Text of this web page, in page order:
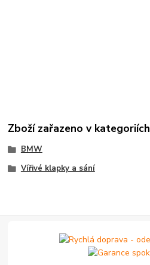
Zboží zařazeno v kategoriích
BMW
Vířivé klapky a sání